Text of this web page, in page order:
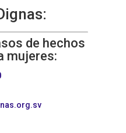
de hechos
mujeres: